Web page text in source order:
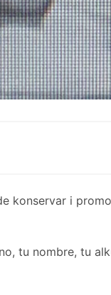
konservar i
tu nombre, tu